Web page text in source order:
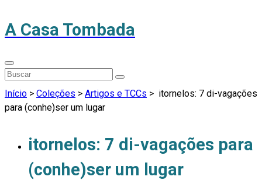
A Casa Tombada
Início > Coleções > Artigos e TCCs > itornelos: 7 di-vagações
para (conhe)ser um lugar
itornelos: 7 di-vagações para
(conhe)ser um lugar